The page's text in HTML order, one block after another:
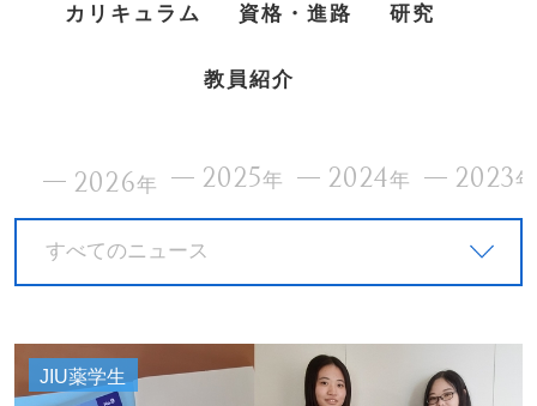
カリキュラム 資格・進路 研究
教員紹介
2026年 2025年 2024年 2023年
すべてのニュース
JIU薬学生